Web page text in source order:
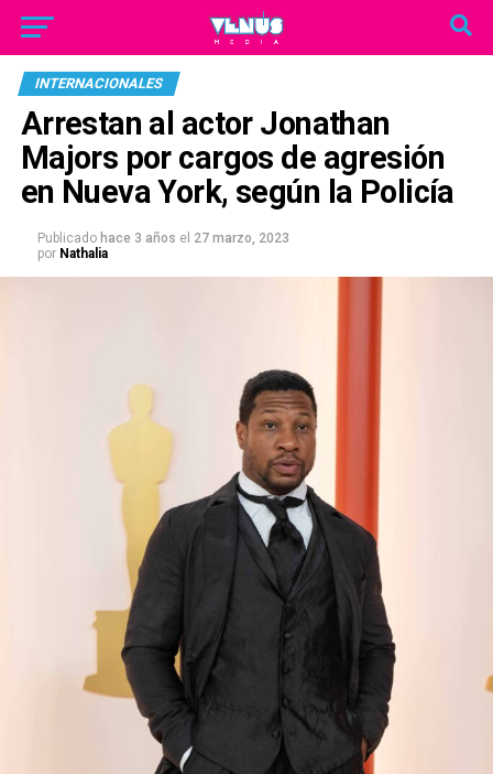
INTERNACIONALES
Arrestan al actor Jonathan
Majors por cargos de agresión
en Nueva York, según la Policía
Publicado hace 3 años el 27 marzo, 2023
por Nathalia